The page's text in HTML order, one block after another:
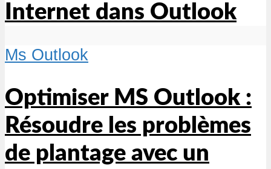
Internet dans Outlook
Ms Outlook
Optimiser MS Outlook :
Résoudre les problèmes
de plantage avec un